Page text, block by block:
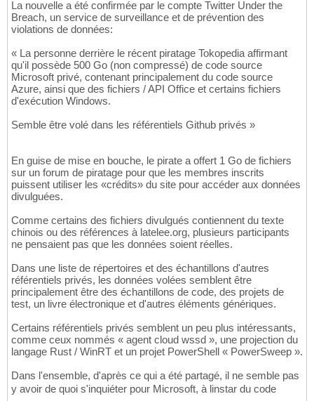
La nouvelle a été confirmée par le compte Twitter Under the
Breach, un service de surveillance et de prévention des
violations de données:
« La personne derrière le récent piratage Tokopedia affirmant
qu'il possède 500 Go (non compressé) de code source
Microsoft privé, contenant principalement du code source
Azure, ainsi que des fichiers / API Office et certains fichiers
d'exécution Windows.
Semble être volé dans les référentiels Github privés »
En guise de mise en bouche, le pirate a offert 1 Go de fichiers
sur un forum de piratage pour que les membres inscrits
puissent utiliser les «crédits» du site pour accéder aux données
divulguées.
Comme certains des fichiers divulgués contiennent du texte
chinois ou des références à latelee.org, plusieurs participants
ne pensaient pas que les données soient réelles.
Dans une liste de répertoires et des échantillons d'autres
référentiels privés, les données volées semblent être
principalement être des échantillons de code, des projets de
test, un livre électronique et d'autres éléments génériques.
Certains référentiels privés semblent un peu plus intéressants,
comme ceux nommés « agent cloud wssd », une projection du
langage Rust / WinRT et un projet PowerShell « PowerSweep ».
Dans l'ensemble, d'après ce qui a été partagé, il ne semble pas
y avoir de quoi s'inquiéter pour Microsoft, à linstar du code